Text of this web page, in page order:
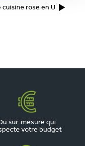
cuisine rose en U
sur-mesure qui
votre budget